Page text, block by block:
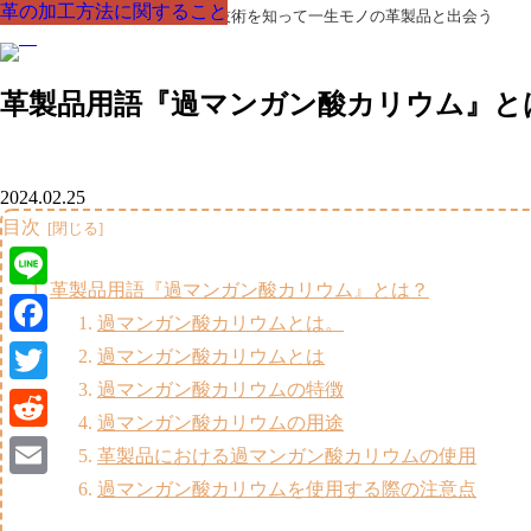
革製品の部品の呼び名・素材・技術を知って一生モノの革製品と出会う
革製品用語『過マンガン酸カリウム』と
革の加工方法に関すること
2024.02.25
目次
革製品用語『過マンガン酸カリウム』とは？
過マンガン酸カリウムとは。
過マンガン酸カリウムとは
過マンガン酸カリウムの特徴
過マンガン酸カリウムの用途
革製品における過マンガン酸カリウムの使用
過マンガン酸カリウムを使用する際の注意点
革の加工方法に関すること
革の加工方法に関すること
革の加工方法に関すること
革の加工方法に関すること
革の加工方法に関すること
革の加工方法に関すること
Line
Facebook
Twitter
Reddit